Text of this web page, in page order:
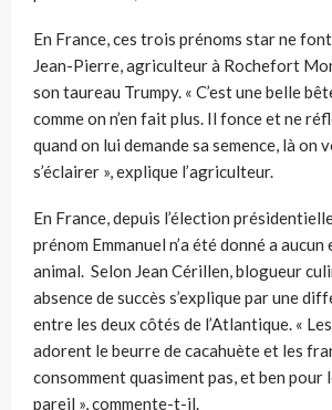
En France, ces trois prénoms star ne
Jean-Pierre, agriculteur à Rochefort
son taureau Trumpy. « C’est une belle
comme on n’en fait plus. Il fonce et ne
quand on lui demande sa semence, là on
s’éclairer », explique l’agriculteur.
En France, depuis l’élection
prénom Emmanuel n’a été donné a
animal. Selon Jean Cérillen, blogueur
absence de succès s’explique par une
entre les deux côtés de l’Atlantique. «
adorent le beurre de cacahuète et les
consomment quasiment pas, et ben pour
pareil », commente-t-il.